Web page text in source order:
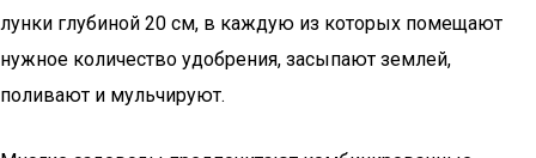
лунки глубиной 20 см, в каждую из которых помещают
нужное количество удобрения, засыпают землей,
поливают и мульчируют.